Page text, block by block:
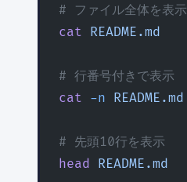
# ファイル全体を表示
cat README.md
# 行番号付きで表示
cat -n README.md
# 先頭10行を表示
head README.md